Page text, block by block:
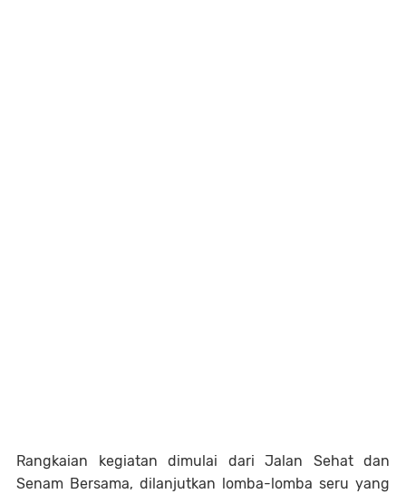
Rangkaian kegiatan dimulai dari Jalan Sehat dan
Senam Bersama, dilanjutkan lomba-lomba seru yang